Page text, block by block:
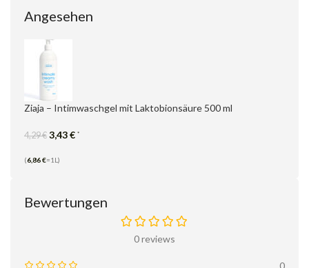
Angesehen
Ziaja – Intimwaschgel mit Laktobionsäure 500 ml
4,29€ 3,43€ *
(6,86€=1L)
Bewertungen
0 reviews